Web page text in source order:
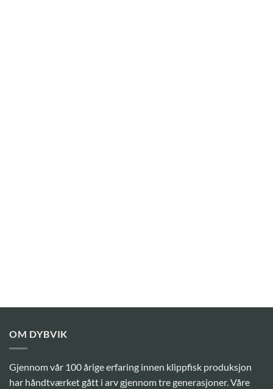
OM DYBVIK
Gjennom vår 100 årige erfaring innen klippfisk produksjon
har håndtværket gått i arv gjennom tre generasjoner. Våre